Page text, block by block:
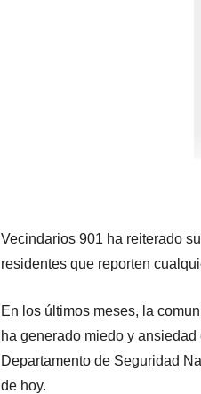
Vecindarios 901 ha reiterado
residentes que reporten
En los últimos meses, la
ha generado miedo y
Departamento de Seguridad
de hoy.